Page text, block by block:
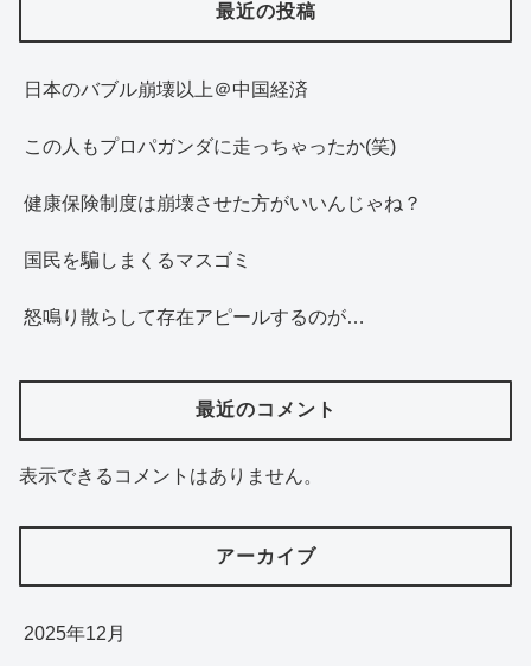
最近の投稿
日本のバブル崩壊以上＠中国経済
この人もプロパガンダに走っちゃったか(笑)
健康保険制度は崩壊させた方がいいんじゃね？
国民を騙しまくるマスゴミ
怒鳴り散らして存在アピールするのが…
最近のコメント
表示できるコメントはありません。
アーカイブ
2025年12月